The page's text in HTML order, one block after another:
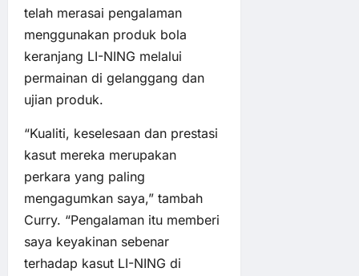
telah merasai pengalaman
menggunakan produk bola
keranjang LI-NING melalui
permainan di gelanggang dan
ujian produk.
“Kualiti, keselesaan dan prestasi
kasut mereka merupakan
perkara yang paling
mengagumkan saya,” tambah
Curry. “Pengalaman itu memberi
saya keyakinan sebenar
terhadap kasut LI-NING di